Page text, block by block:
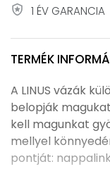
local_police 1 ÉV GARANCIA
TERMÉK
A LINUS vázák
belopják
kell magunkat
mellyel
pontját: